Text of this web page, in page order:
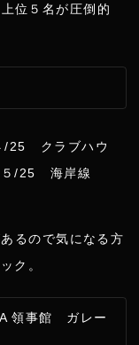
位５名が圧倒的
クラブハウ
/25 海岸線
るので気になる方
ク。
領事館 ガレー